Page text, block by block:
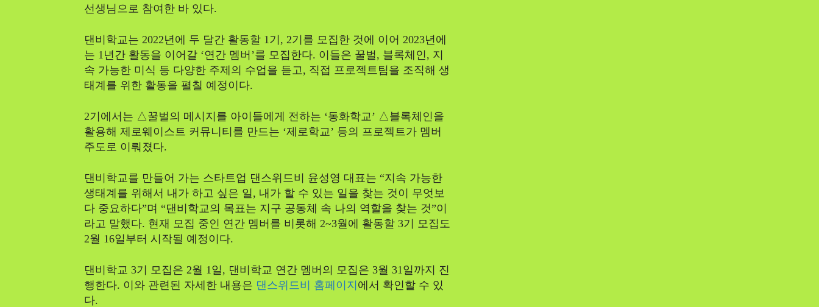
선생님으로 참여한 바 있다.
댄비학교는 2022년에 두 달간 활동할 1기, 2기를 모집한 것에 이어 2023년에
는 1년간 활동을 이어갈 ‘연간 멤버’를 모집한다. 이들은 꿀벌, 블록체인, 지
속 가능한 미식 등 다양한 주제의 수업을 듣고, 직접 프로젝트팀을 조직해 생
태계를 위한 활동을 펼칠 예정이다.
2기에서는 △꿀벌의 메시지를 아이들에게 전하는 ‘동화학교’ △블록체인을
활용해 제로웨이스트 커뮤니티를 만드는 ‘제로학교’ 등의 프로젝트가 멤버
주도로 이뤄졌다.
댄비학교를 만들어 가는 스타트업 댄스위드비 윤성영 대표는 “지속 가능한
생태계를 위해서 내가 하고 싶은 일, 내가 할 수 있는 일을 찾는 것이 무엇보
다 중요하다”며 “댄비학교의 목표는 지구 공동체 속 나의 역할을 찾는 것”이
라고 말했다. 현재 모집 중인 연간 멤버를 비롯해 2~3월에 활동할 3기 모집도
2월 16일부터 시작될 예정이다.
댄비학교 3기 모집은 2월 1일, 댄비학교 연간 멤버의 모집은 3월 31일까지 진
행한다. 이와 관련된 자세한 내용은 댄스위드비 홈페이지 에서 확인할 수 있
다.